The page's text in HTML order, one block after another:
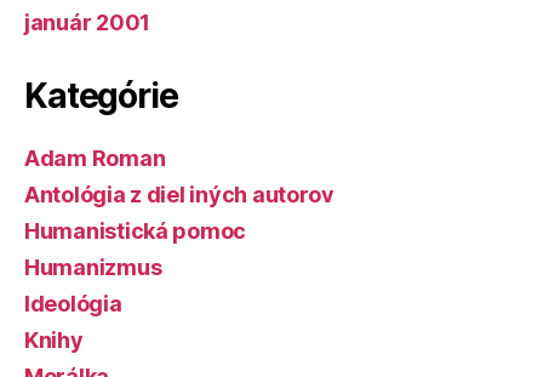
január 2001
Kategórie
Adam Roman
Antológia z diel iných autorov
Humanistická pomoc
Humanizmus
Ideológia
Knihy